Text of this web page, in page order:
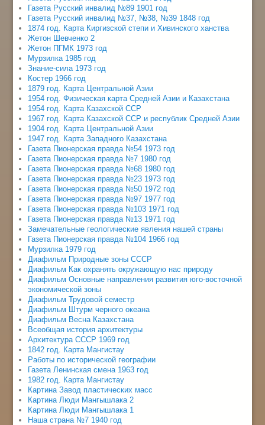
Газета Русский инвалид №89 1901 год
Газета Русский инвалид №37, №38, №39 1848 год
1874 год. Карта Киргизской степи и Хивинского ханства
Жетон Шевченко 2
Жетон ПГМК 1973 год
Мурзилка 1985 год
Знание-сила 1973 год
Костер 1966 год
1879 год. Карта Центральной Азии
1954 год. Физическая карта Средней Азии и Казахстана
1954 год. Карта Казахской ССР
1967 год. Карта Казахской ССР и республик Средней Азии
1904 год. Карта Центральной Азии
1947 год. Карта Западного Казахстана
Газета Пионерская правда №54 1973 год
Газета Пионерская правда №7 1980 год
Газета Пионерская правда №68 1980 год
Газета Пионерская правда №23 1973 год
Газета Пионерская правда №50 1972 год
Газета Пионерская правда №97 1977 год
Газета Пионерская правда №103 1971 год
Газета Пионерская правда №13 1971 год
Замечательные геологические явления нашей страны
Газета Пионерская правда №104 1966 год
Мурзилка 1979 год
Диафильм Природные зоны СССР
Диафильм Как охранять окружающую нас природу
Диафильм Основные направления развития юго-восточной
экономической зоны
Диафильм Трудовой семестр
Диафильм Штурм черного океана
Диафильм Весна Казахстана
Всеобщая история архитектуры
Архитектура СССР 1969 год
1842 год. Карта Мангистау
Работы по исторической географии
Газета Ленинская смена 1963 год
1982 год. Карта Мангистау
Картина Завод пластических масс
Картина Люди Мангышлака 2
Картина Люди Мангышлака 1
Наша страна №7 1940 год